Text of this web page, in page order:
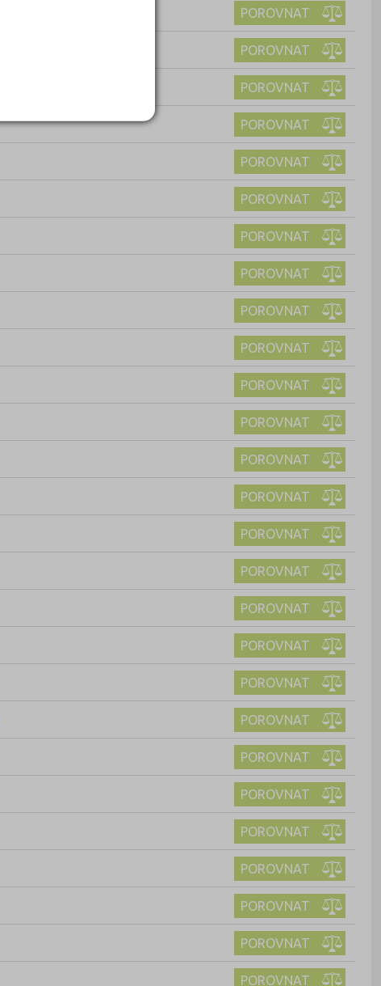
POROVNAT
POROVNAT
POROVNAT
POROVNAT
POROVNAT
POROVNAT
POROVNAT
POROVNAT
POROVNAT
POROVNAT
POROVNAT
POROVNAT
POROVNAT
POROVNAT
POROVNAT
POROVNAT
POROVNAT
POROVNAT
POROVNAT
POROVNAT
POROVNAT
POROVNAT
POROVNAT
POROVNAT
POROVNAT
POROVNAT
POROVNAT